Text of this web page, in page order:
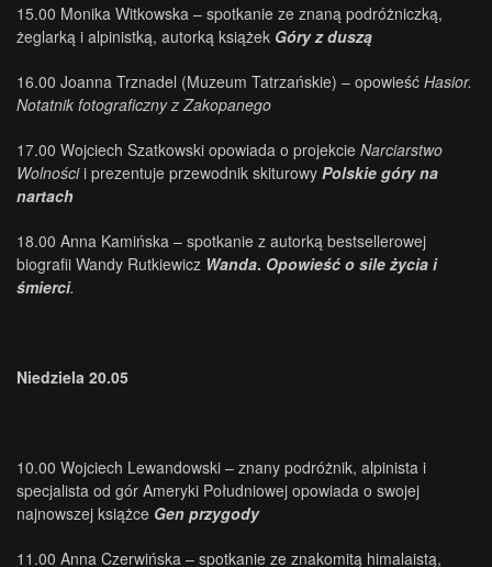
15.00 Monika Witkowska – spotkanie ze znaną podróżniczką,
żeglarką i alpinistką, autorką książek Góry z duszą
16.00 Joanna Trznadel (Muzeum Tatrzańskie) – opowieść Hasior.
Notatnik fotograficzny z Zakopanego
17.00 Wojciech Szatkowski opowiada o projekcie Narciarstwo
Wolnościi prezentuje przewodnik skiturowy Polskie góry na
nartach
18.00 Anna Kamińska – spotkanie z autorką bestsellerowej
biografii Wandy Rutkiewicz Wanda. Opowieść o sile życia i
śmierci.
Niedziela 20.05
10.00 Wojciech Lewandowski – znany podróżnik, alpinista i
specjalista od gór Ameryki Południowej opowiada o swojej
najnowszej książce Gen przygody
11.00 Anna Czerwińska – spotkanie ze znakomitą himalaistą,